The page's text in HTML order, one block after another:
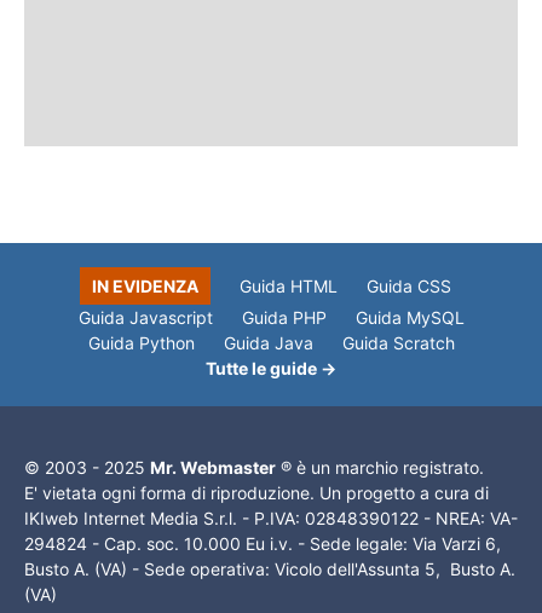
IN EVIDENZA Guida HTML
Guida CSS
Guida Javascript
Guida PHP
Guida MySQL
Guida Python
Guida Java
Guida Scratch
Tutte le guide →
© 2003 - 2025 Mr. Webmaster ® è un marchio registrato.
E' vietata ogni forma di riproduzione. Un progetto a cura di
IKIweb Internet Media S.r.l. - P.IVA: 02848390122 - NREA: VA-
294824 - Cap. soc. 10.000 Eu i.v. - Sede legale: Via Varzi 6,
Busto A. (VA) - Sede operativa: Vicolo dell'Assunta 5, Busto A.
(VA)